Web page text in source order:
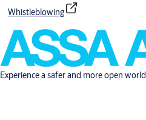
Whistleblowing
Experience a safer and more open world